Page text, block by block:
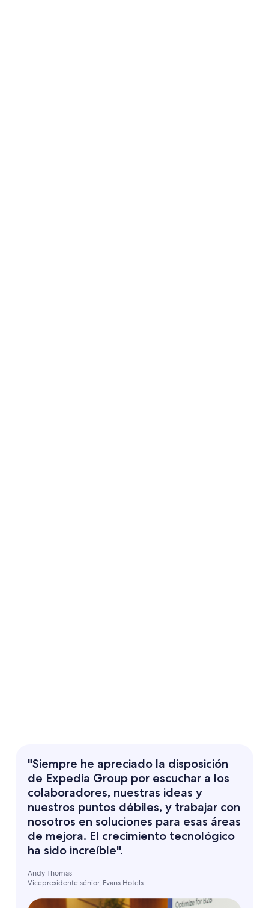
"Siempre he apreciado la disposición
de Expedia Group por escuchar a los
colaboradores, nuestras ideas y
nuestros puntos débiles, y trabajar con
nosotros en soluciones para esas áreas
de mejora. El crecimiento tecnológico
ha sido increíble".
Andy Thomas
Vicepresidente sénior, Evans Hotels